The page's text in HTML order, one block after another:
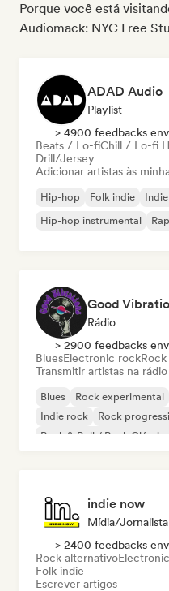
Porque você está
Audiomack: NYC Free
ADAD Audio
Playlist
> 4900 feedbacks
Beats / Lo-fiChill / Lo-fi
Drill/Jersey
Adicionar artistas às
Hip-hop Folk indie
Hip-hop instrumental
Good
Rádio
> 2900 feedbacks
BluesElectronic rock
Transmitir artistas na rádio
Blues Rock experimental
Indie rock
Rock
Rock & Roll / Rock Clássico
indie now
Mídia/Jornalista
> 2400 feedbacks
Rock alternativo
Folk indie
Escrever artigos